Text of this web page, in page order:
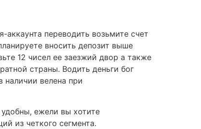
переводить возьмите счет
вносить депозит выше
12 чисел ее заезжий двор а также
страны. Водить деньги бог
наличии велена при
ежели вы хотите
из четкого сегмента.